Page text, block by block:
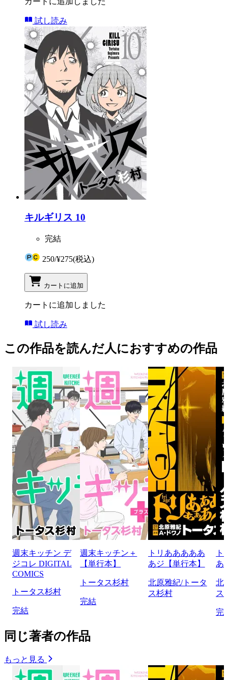
試し読み
キルギリス 10
完結
250/¥275(税込)
カートに追加
カートに追加しました
試し読み
この作品を読んだ人におすすめの作品
週末キッチン デ
ジコレ DIGITAL
COMICS
トータス杉村
完結
週末キッチン＋
【単行本】
トータス杉村
完結
トリあああああ
あジ【単行本】
北原雅紀/トータ
ス杉村
ト
あ
北
ス
完
同じ著者の作品
もっと見る